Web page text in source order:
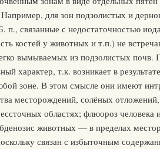
для зон подзолистых и
связанные с недостаточностью
костей у животных и т.п.) не
вымываемых из подзолистых почв.
т.к. возникает в
зоне. В этом смысле они имеют
месторождений, солёных
областях; флюороз
животных — в пределах
связан с избыточным